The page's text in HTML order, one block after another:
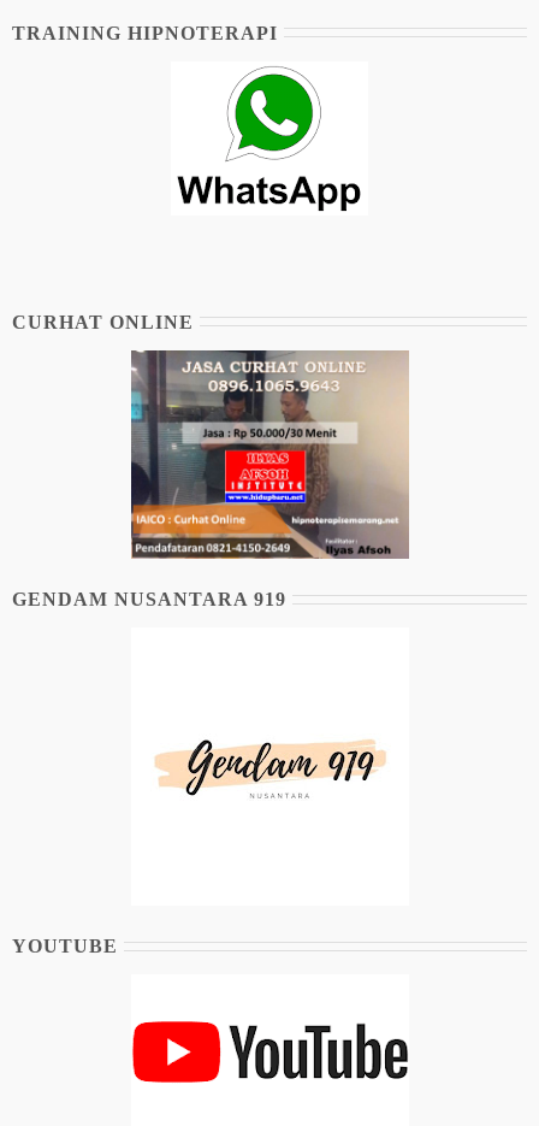
TRAINING HIPNOTERAPI
CURHAT ONLINE
GENDAM NUSANTARA 919
YOUTUBE